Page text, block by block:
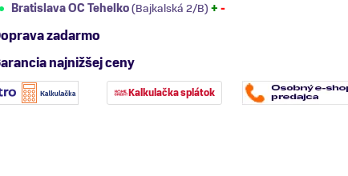
Bratislava OC Tehelko(Bajkalská 2/B) + -
zadarmo
najnižšej ceny
Kalkulačka splátok